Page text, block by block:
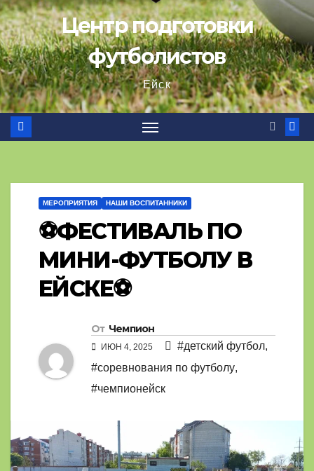
Центр подготовки
футболистов
Ейск
МЕРОПРИЯТИЯ НАШИ ВОСПИТАННИКИ
⚽ФЕСТИВАЛЬ ПО
МИНИ-ФУТБОЛУ В
ЕЙСКЕ⚽
От Чемпион
ИЮН 4, 2025 #детский футбол,
#соревнования по футболу,
#чемпионейск